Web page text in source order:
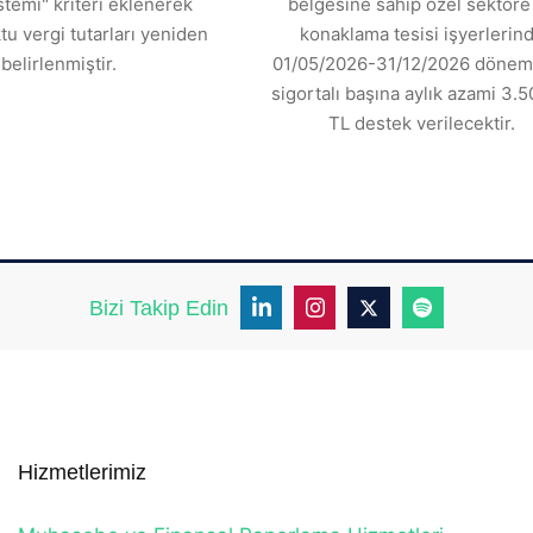
vergi tutarları yeniden
belirlenmiştir.
konaklama tesisi
01/05/2026-31/12/2026
sigortalı başına aylık azami
TL destek verilecektir.
Bizi Takip Edin
Hizmetlerimiz